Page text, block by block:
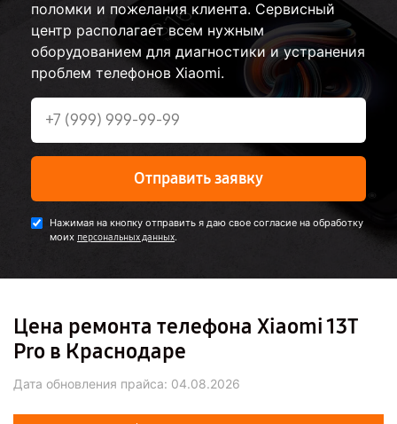
поломки и пожелания клиента. Сервисный
центр располагает всем нужным
оборудованием для диагностики и устранения
проблем телефонов Xiaomi.
Отправить заявку
Нажимая на кнопку отправить я даю свое согласие на обработку
моих персональных данных.
Цена ремонта телефона Xiaomi 13T
Pro в Краснодаре
Дата обновления прайса: 04.08.2026